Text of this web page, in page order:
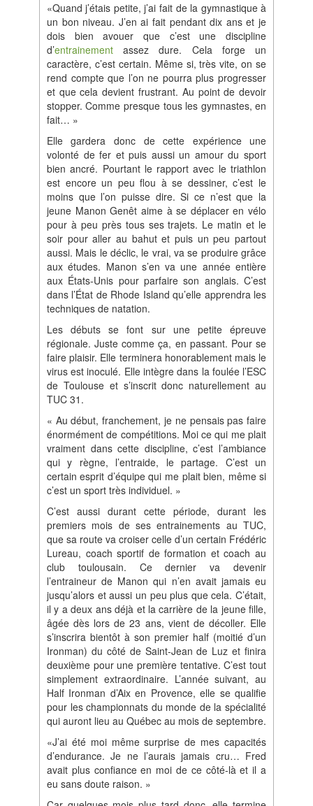
«Quand j’étais petite, j’ai fait de la gymnastique à
un bon niveau. J’en ai fait pendant dix ans et je
dois bien avouer que c’est une discipline
d’entrainementassez dure. Cela forge un
caractère, c’est certain. Même si, très vite, on se
rend compte que l’on ne pourra plus progresser
et que cela devient frustrant. Au point de devoir
stopper. Comme presque tous les gymnastes, en
fait… »
Elle gardera donc de cette expérience une
volonté de fer et puis aussi un amour du sport
bien ancré. Pourtant le rapport avec le triathlon
est encore un peu flou à se dessiner, c’est le
moins que l’on puisse dire. Si ce n’est que la
jeune Manon Genêt aime à se déplacer en vélo
pour à peu près tous ses trajets. Le matin et le
soir pour aller au bahut et puis un peu partout
aussi. Mais le déclic, le vrai, va se produire grâce
aux études. Manon s’en va une année entière
aux États‐Unis pour parfaire son anglais. C’est
dans l’État de Rhode Island qu’elle apprendra les
techniques de natation.
Les débuts se font sur une petite épreuve
régionale. Juste comme ça, en passant. Pour se
faire plaisir. Elle terminera honorablement mais le
virus est inoculé. Elle intègre dans la foulée l’ESC
de Toulouse et s’inscrit donc naturellement au
TUC 31.
« Au début, franchement, je ne pensais pas faire
énormément de compétitions. Moi ce qui me plait
vraiment dans cette discipline, c’est l’ambiance
qui y règne, l’entraide, le partage. C’est un
certain esprit d’équipe qui me plait bien, même si
c’est un sport très individuel. »
C’est aussi durant cette période, durant les
premiers mois de ses entrainements au TUC,
que sa route va croiser celle d’un certain Frédéric
Lureau, coach sportif de formation et coach au
club toulousain. Ce dernier va devenir
l’entraineur de Manon qui n’en avait jamais eu
jusqu’alors et aussi un peu plus que cela. C’était,
il y a deux ans déjà et la carrière de la jeune fille,
âgée dès lors de 23 ans, vient de décoller. Elle
s’inscrira bientôt à son premier half (moitié d’un
Ironman) du côté de Saint‐Jean de Luz et finira
deuxième pour une première tentative. C’est tout
simplement extraordinaire. L’année suivant, au
Half Ironman d’Aix en Provence, elle se qualifie
pour les championnats du monde de la spécialité
qui auront lieu au Québec au mois de septembre.
«J’ai été moi même surprise de mes capacités
d’endurance. Je ne l’aurais jamais cru… Fred
avait plus confiance en moi de ce côté‐là et il a
eu sans doute raison. »